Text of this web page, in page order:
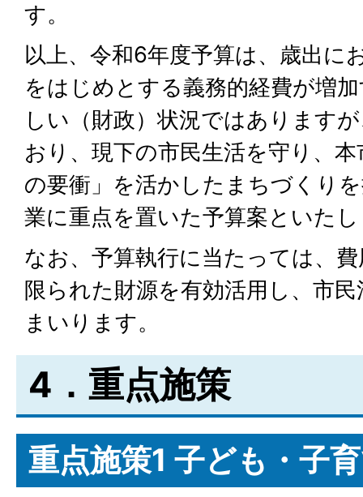
す。
以上、令和6年度予算は、歳出に
をはじめとする義務的経費が増
しい（財政）状況ではあります
おり、現下の市民生活を守り、
の要衝」を活かしたまちづくり
業に重点を置いた予算案といた
なお、予算執行に当たっては、
限られた財源を有効活用し、市
まいります。
4．重点施策
重点施策1 子ども・子